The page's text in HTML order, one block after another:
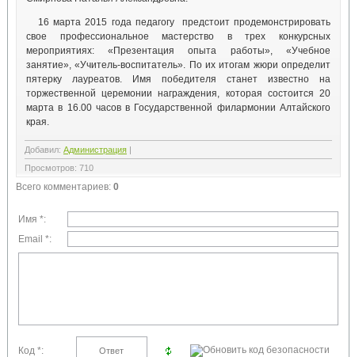
16 марта 2015 года педагогу предстоит продемонстрировать
свое профессиональное мастерство в трех конкурсных
мероприятиях: «Презентация опыта работы», «Учебное
занятие», «Учитель-воспитатель». По их итогам жюри определит
пятерку лауреатов. Имя победителя станет известно на
торжественной церемонии награждения, которая состоится 20
марта в 16.00 часов в Государственной филармонии Алтайского
края.
Добавил: Администрация|
Просмотров: 710
Всего комментариев: 0
Имя *:
Email *:
Код *: